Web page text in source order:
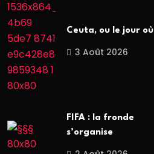
Ceuta, ou le jour où
3 Août 2026
FIFA : la fronde
s’organise